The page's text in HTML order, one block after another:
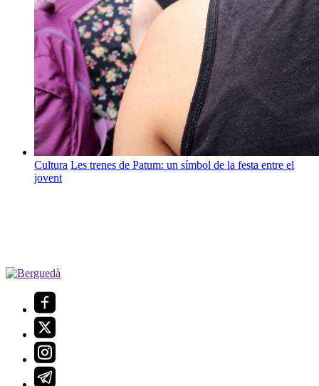
Cultura Les trenes de Patum: un símbol de la festa entre el
jovent